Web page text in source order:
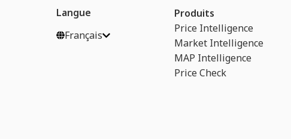
Langue
Français
Produits
Price Intelligence
Market Intelligence
MAP Intelligence
Price Check